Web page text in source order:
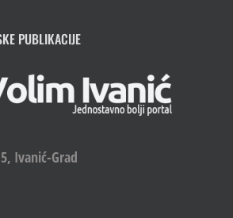
PUBLIKACIJE
Ivanić-Grad